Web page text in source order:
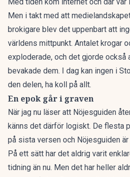
Men i takt med att
brokigare blev det uppenbart att
världens mittpunkt. Antalet krogar
exploderade, och det gjorde också
bevakade dem. I dag kan ingen i
den delen, ha koll på allt.
En epok går i graven
När jag nu läser att Nöjesguiden
känns det därför logiskt. De flesta
på sista versen och Nöjesguiden är
På ett sätt har det aldrig varit
tidning än nu. Men det har heller